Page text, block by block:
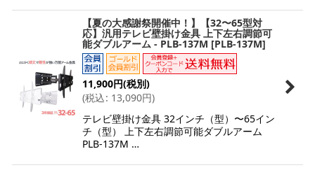
【夏の大感謝祭開催中！】【32〜65型対
応】汎用テレビ壁掛け金具 上下左右調節可
能ダブルアーム - PLB-137M [PLB-137M]
11,900円(税別)
(税込: 13,090円)
テレビ壁掛け金具 32インチ（型）〜65イン
チ（型） 上下左右調節可能ダブルアーム
PLB-137M …